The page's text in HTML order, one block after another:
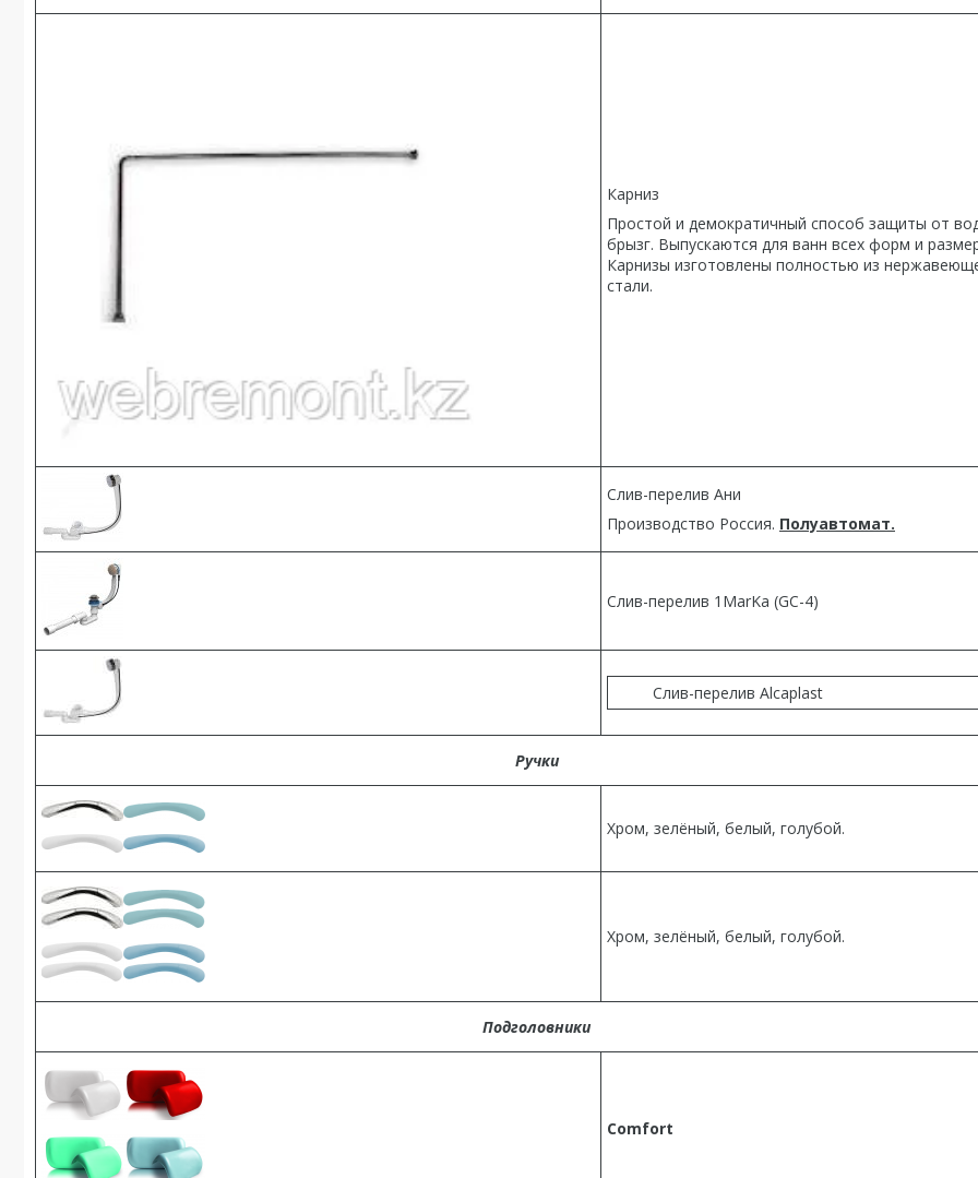
Карниз
Простой и демократичный способ защиты от
брызг. Выпускаются для ванн всех форм и
Карнизы изготовлены полностью из
стали.
Слив-перелив Ани
Производство Россия. Полуавтомат.
Слив-перелив 1MarKa (GC-4)
Слив-перелив Alcaplast
Ручки
Хром, зелёный, белый, голубой.
Хром, зелёный, белый, голубой.
Подголовники
Comfort